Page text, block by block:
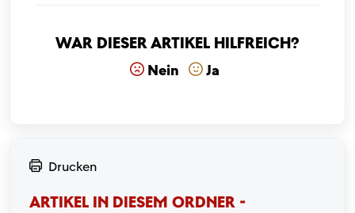
War dieser Artikel hilfreich?
Nein Ja
Drucken
ARTIKEL IN DIESEM ORDNER -